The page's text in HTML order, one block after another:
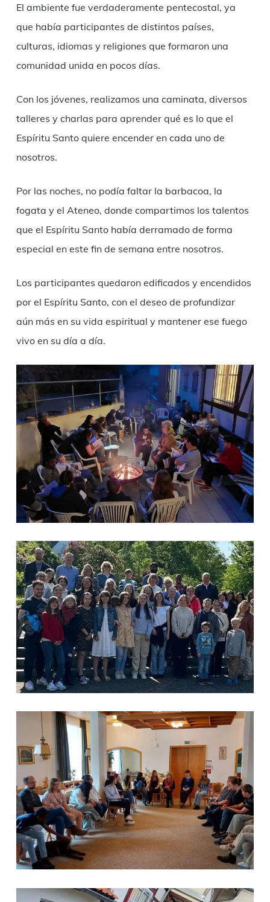
El ambiente fue verdaderamente pentecostal, ya
que había participantes de distintos países,
culturas, idiomas y religiones que formaron una
comunidad unida en pocos días.
Con los jóvenes, realizamos una caminata, diversos
talleres y charlas para aprender qué es lo que el
Espíritu Santo quiere encender en cada uno de
nosotros.
Por las noches, no podía faltar la barbacoa, la
fogata y el Ateneo, donde compartimos los talentos
que el Espíritu Santo había derramado de forma
especial en este fin de semana entre nosotros.
Los participantes quedaron edificados y encendidos
por el Espíritu Santo, con el deseo de profundizar
aún más en su vida espiritual y mantener ese fuego
vivo en su día a día.